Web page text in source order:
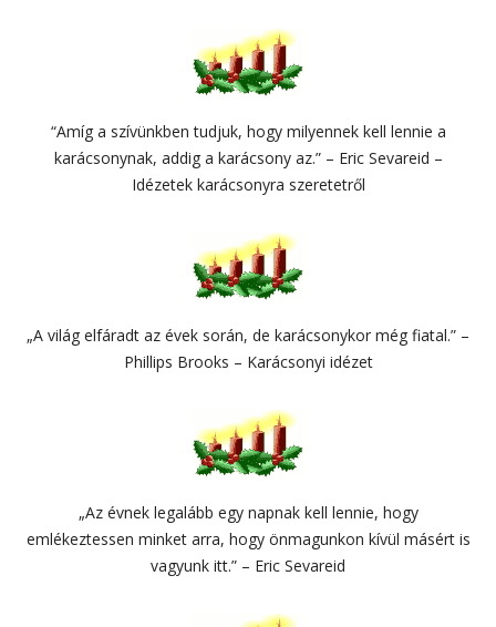
“Amíg a szívünkben tudjuk, hogy milyennek kell lennie a
karácsonynak, addig a karácsony az.” – Eric Sevareid –
Idézetek karácsonyra szeretetről
„A világ elfáradt az évek során, de karácsonykor még fiatal.” –
Phillips Brooks – Karácsonyi idézet
„Az évnek legalább egy napnak kell lennie, hogy
emlékeztessen minket arra, hogy önmagunkon kívül másért is
vagyunk itt.” – Eric Sevareid